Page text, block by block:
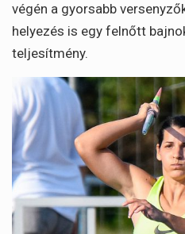
végén a gyorsabb
helyezés is egy felnőtt
teljesítmény.